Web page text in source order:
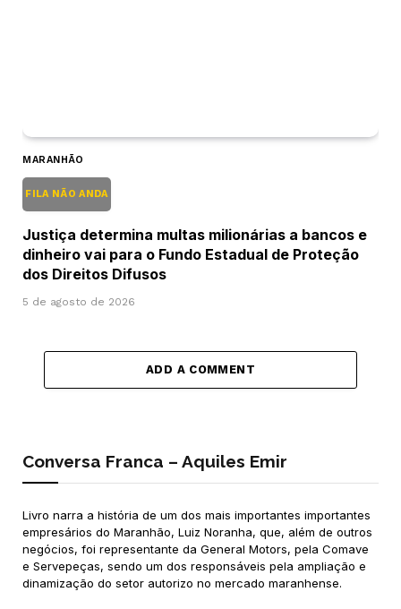
MARANHÃO
FILA NÃO ANDA
Justiça determina multas milionárias a bancos e
dinheiro vai para o Fundo Estadual de Proteção
dos Direitos Difusos
5 de agosto de 2026
ADD A COMMENT
Conversa Franca – Aquiles Emir
Livro narra a história de um dos mais importantes importantes
empresários do Maranhão, Luiz Noranha, que, além de outros
negócios, foi representante da General Motors, pela Comave
e Servepeças, sendo um dos responsáveis pela ampliação e
dinamização do setor autorizo no mercado maranhense.